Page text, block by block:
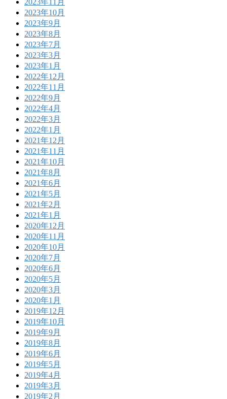
2023年11月
2023年10月
2023年9月
2023年8月
2023年7月
2023年3月
2023年1月
2022年12月
2022年11月
2022年9月
2022年4月
2022年3月
2022年1月
2021年12月
2021年11月
2021年10月
2021年8月
2021年6月
2021年5月
2021年2月
2021年1月
2020年12月
2020年11月
2020年10月
2020年7月
2020年6月
2020年5月
2020年3月
2020年1月
2019年12月
2019年10月
2019年9月
2019年8月
2019年6月
2019年5月
2019年4月
2019年3月
2019年2月